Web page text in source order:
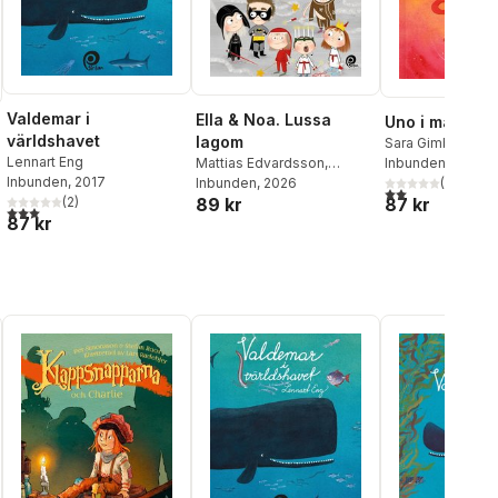
Valdemar i
världshavet
Lennart Eng
Inbunden, 2017
3,0utav 5 stjärnor. Totalt antal röster:
(2)
87 kr
Ella & Noa. Lussa
lagom
Mattias Edvardsson,
Matilda Salmén
Inbunden, 2026
89 kr
Uno i
Sara
Inbunden
2,0utav 5(
87 kr